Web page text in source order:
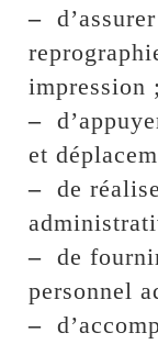
–
impression ;
–
et
– de
– de
personnel
–